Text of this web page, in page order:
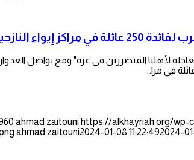
في المنطقة الوسطى
لأهلنا المتضررين في غزة" ومع تواصل
ahmad zaitouni
ahmad zaitouni2024-01-08 11:22:492024-